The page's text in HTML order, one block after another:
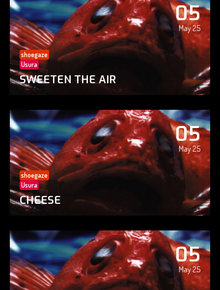
05
May 25
shoegaze
Usura
SWEETEN THE AIR
05
May 25
shoegaze
Usura
CHEESE
05
May 25